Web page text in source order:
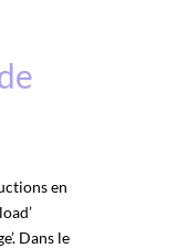
en
Dans le